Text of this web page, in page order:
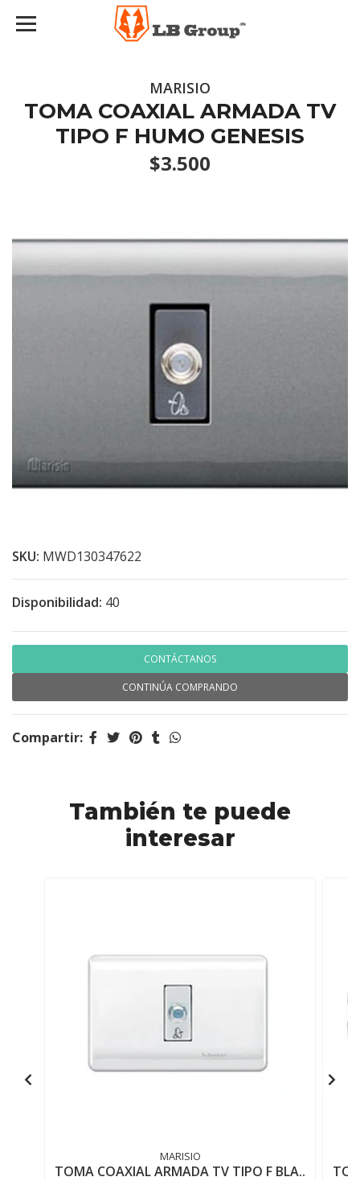
MARISIO
TOMA COAXIAL ARMADA TV
TIPO F HUMO GENESIS
$3.500
SKU: MWD130347622
Disponibilidad: 40
CONTÁCTANOS
CONTINÚA COMPRANDO
Compartir:
También te puede
interesar
MARISIO
TOMA COAXIAL ARMADA TV TIPO F BLA..